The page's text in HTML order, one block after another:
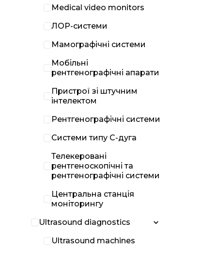
Medical video monitors
ЛОР-системи
Мамографічні системи
Мобільні
рентгенографічні апарати
Пристрої зі штучним
інтелектом
Рентгенографічні системи
Системи типу С-дуга
Телекеровані
рентгеноскопічні та
рентгенографічні системи
Центральна станція
моніторингу
Ultrasound diagnostics
Ultrasound machines